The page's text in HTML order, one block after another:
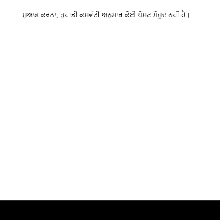
ਮੁਆਫ਼ ਕਰਨਾ, ਤੁਹਾਡੀ ਕਸਵੱਟੀ ਅਨੁਸਾਰ ਕੋਈ ਪੋਸਟ ਮੌਜੂਦ ਨਹੀਂ ਹੈ।